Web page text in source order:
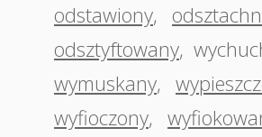
odstawiony,
odsztyftowany,
wymuskany,
wyfioczony,